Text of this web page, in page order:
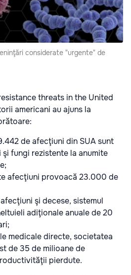
considerate "urgente" de
threats in the United
americani au ajuns la
de afecţiuni din SUA sunt
fungi rezistente la anumite
afecţiuni provoacă 23.000 de
şi decese, sistemul
adiţionale anuale de 20
medicale directe, societatea
de 35 de milioane de
pierdute.